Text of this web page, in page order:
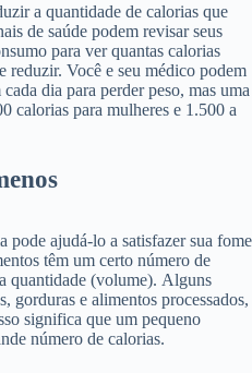
a quantidade de calorias que
de saúde podem revisar seus
para ver quantas calorias
reduzir. Você e seu médico podem
dia para perder peso, mas uma
calorias para mulheres e 1.500 a
pode ajudá-lo a satisfazer sua fome
têm um certo número de
quantidade (volume). Alguns
gorduras e alimentos processados,
significa que um pequeno
número de calorias.